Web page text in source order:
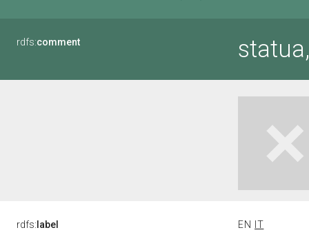
rdfs:comment
rdfs: label EN IT